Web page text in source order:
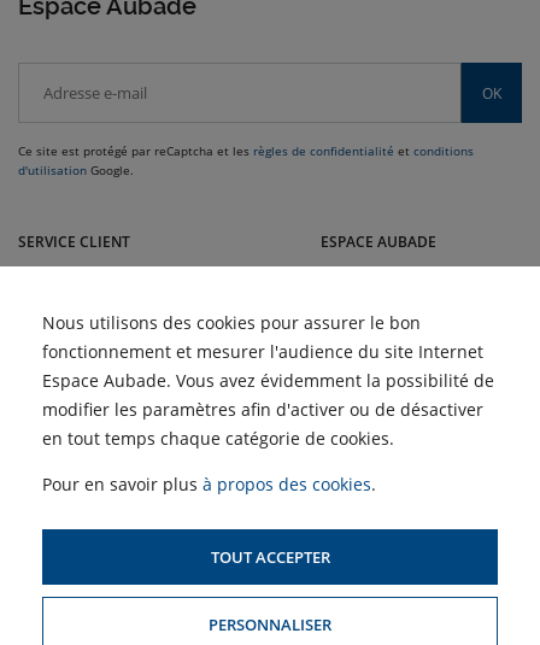
Espace Aubade
OK
Ce site est protégé par reCaptcha et les règles de confidentialité et conditions
d'utilisation Google.
Montélimar, Aubenas, Valence, Romans, Echirolles, Voiron et Nyons
SERVICE CLIENT
NOUS CONTACTER
NOS SERVICES
BLOG
est-elle vraiment rentable
Guiraud
ACTUALITÉS
et du Carrelage chez
Les semaines de la clim
ESPACE AUBADE
RECRUTEMENT
MENTIONS LÉGALES & CONDITIONS GÉNÉRALES DE VENTE
Nous utilisons des cookies pour assurer le bon
fonctionnement et mesurer l'audience du site Internet
Espace Aubade. Vous avez évidemment la possibilité de
modifier les paramètres afin d'activer ou de désactiver
en tout temps chaque catégorie de cookies.
Pour en savoir plus à propos des cookies.
TOUT ACCEPTER
PERSONNALISER